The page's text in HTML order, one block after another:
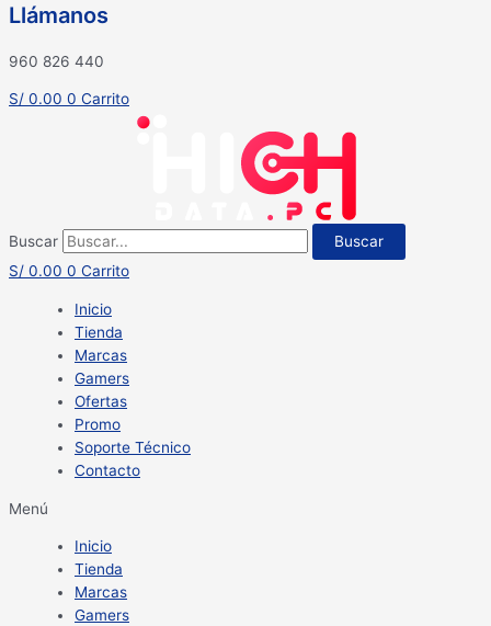
Llámanos
960 826 440
S/ 0.00 0 Carrito
Buscar
Buscar
S/ 0.00 0 Carrito
Inicio
Tienda
Marcas
Gamers
Ofertas
Promo
Soporte Técnico
Contacto
Menú
Inicio
Tienda
Marcas
Gamers